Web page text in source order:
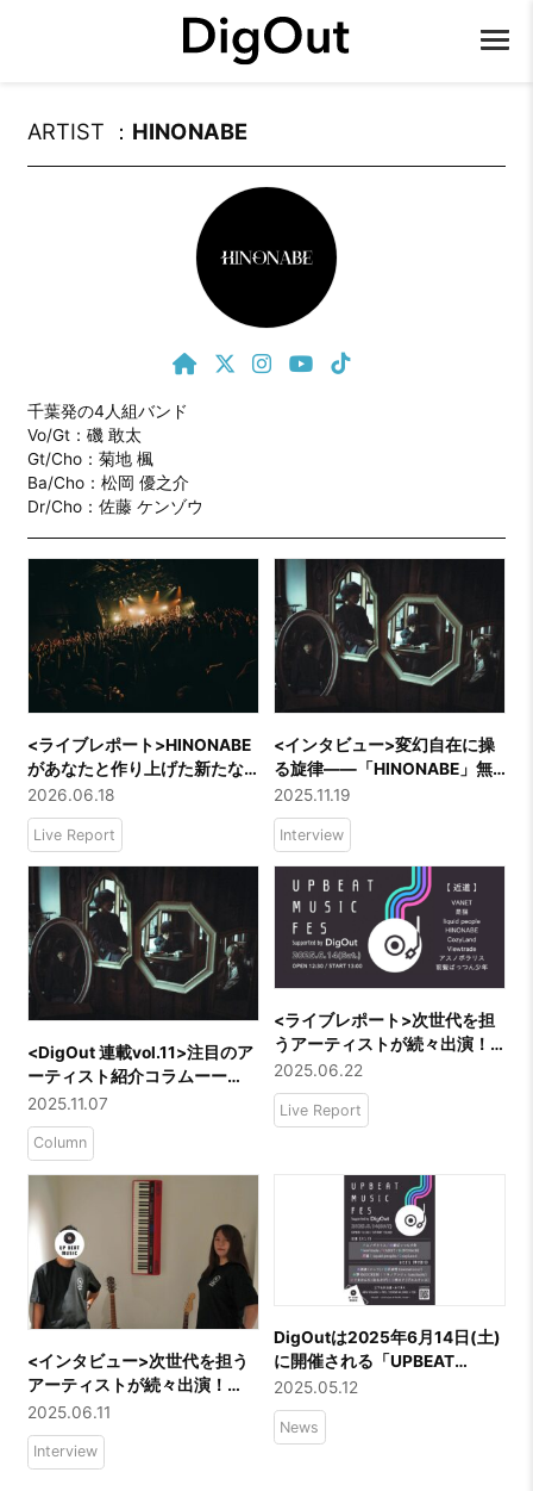
ARTIST ： HINONABE
千葉発の4人組バンド
Vo/Gt：磯 敢太
Gt/Cho：菊地 楓
Ba/Cho：松岡 優之介
Dr/Cho：佐藤 ケンゾウ
<ライブレポート>HINONABE
があなたと作り上げた新たな
季節。代官山UNITソールドワ
ンマン『Garden』レポート！
2026.06.18
Live Report
<インタビュー>変幻自在に操
る旋律――「HINONABE」無
限の進化に迫る
2025.11.19
Interview
<DigOut 連載vol.11>注目のア
ーティスト紹介コラムーー
「HINONABE」
2025.11.07
Column
<ライブレポート>次世代を担
うアーティストが続々出演！
「UPBEAT MUSIC FES
Supported by DigOut 」
VANET／是猫／liquid people
／前髪ぱっつん少年
2025.06.22
Live Report
<インタビュー>次世代を担う
アーティストが続々出演！
「UP BEAT MUSIC」主催者を
直撃インタビュー！！
2025.06.11
Interview
DigOutは2025年6月14日(土)
に開催される「UPBEAT
MUSIC FES」に協賛いたしま
す！
2025.05.12
News